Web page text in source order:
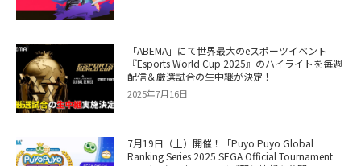
「ABEMA」にて世界最大のeスポーツイベント
『Esports World Cup 2025』のハイライトを毎週
配信＆厳選試合の生中継が決定！
2025年7月16日
7月19日（土）開催！「Puyo Puyo Global
Ranking Series 2025 SEGA Official Tournament